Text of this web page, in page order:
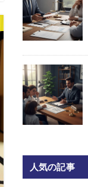
人気の記事